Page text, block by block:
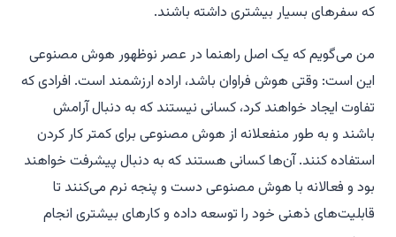
که سفرهای بسیار بیشتری داشته باشند.
من می‌گویم که یک اصل راهنما در عصر نوظهور هوش مصنوعی
این است: وقتی هوش فراوان باشد، اراده ارزشمند است. افرادی که
تفاوت ایجاد خواهند کرد، کسانی نیستند که به دنبال آرامش
باشند و به طور منفعلانه از هوش مصنوعی برای کمتر کار کردن
استفاده کنند. آن‌ها کسانی هستند که به دنبال پیشرفت خواهند
بود و فعالانه با هوش مصنوعی دست و پنجه نرم می‌کنند تا
قابلیت‌های ذهنی خود را توسعه داده و کارهای بیشتری انجام